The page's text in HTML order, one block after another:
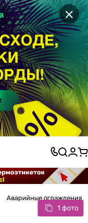
×
Аварийные ограждения
1 фото